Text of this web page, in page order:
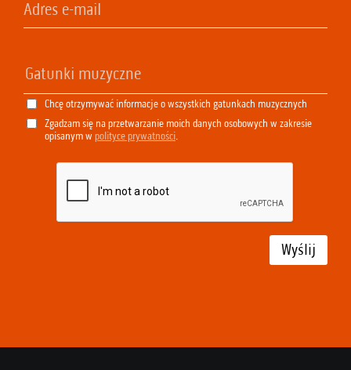
Chcę otrzymywać informacje o wszystkich gatunkach muzycznych
Zgadzam się na przetwarzanie moich danych osobowych w zakresie
opisanym w polityce prywatności.
Wyślij